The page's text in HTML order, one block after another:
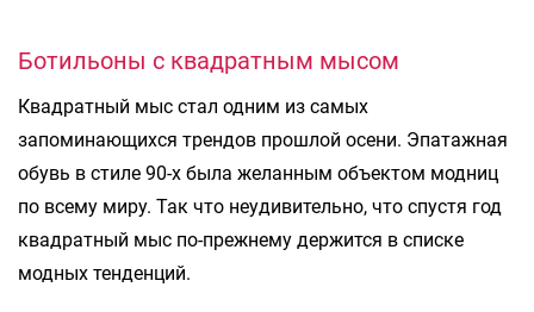
Ботильоны с квадратным мысом
Квадратный мыс стал одним из самых
запоминающихся трендов прошлой осени. Эпатажная
обувь в стиле 90-х была желанным объектом модниц
по всему миру. Так что неудивительно, что спустя год
квадратный мыс по-прежнему держится в списке
модных тенденций.